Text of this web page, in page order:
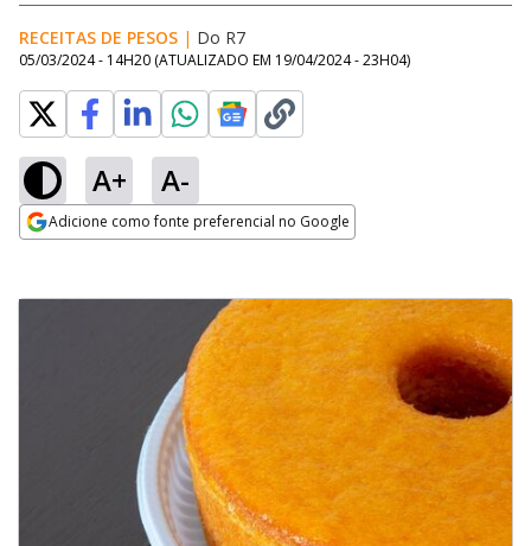
RECEITAS DE PESOS | Do R7
05/03/2024 - 14H20 (ATUALIZADO EM 19/04/2024 - 23H04)
A+ A-
Adicione como fonte preferencial no Google